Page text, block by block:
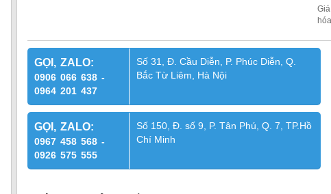
GỌI, ZALO:
0906 066 638 -
0964 201 437
Số 31, Đ. Cầu Diễn, P. Phúc Diễn, Q.
Bắc Từ Liêm, Hà Nội
GỌI, ZALO:
0967 458 568 -
0926 575 555
Số 150, Đ. số 9, P. Tân Phú, Q. 7, TP.Hồ
Chí Minh